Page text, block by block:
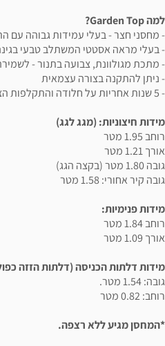
למה Garden Top?
- מחסני חצר - בעלי עמידות גבוהה עם
- בעלי מראה אסטטי המשתלב טבעי
- מתכת מגולוונת, צבועה בתנור -
- ניתן להתקנה בצורה עצמאית
- 5 שנות אחריות על חלודה והתקלפות הצבע.
מידות חיצוניות: (מגג לגג)
רוחב 1.95 מטר
אורך 1.21 מטר
גובה 1.80 מטר (בקצה הגג)
גובה קיר אחורי: 1.58 מטר
מידות פנימיות:
רוחב 1.84 מטר
אורך 1.09 מטר
מידות דלתות הכניסה (דלתות הזזה
גובה: 1.54 מטר.
רוחב: 0.82 מטר
*המחסן מגיע ללא רצפה.